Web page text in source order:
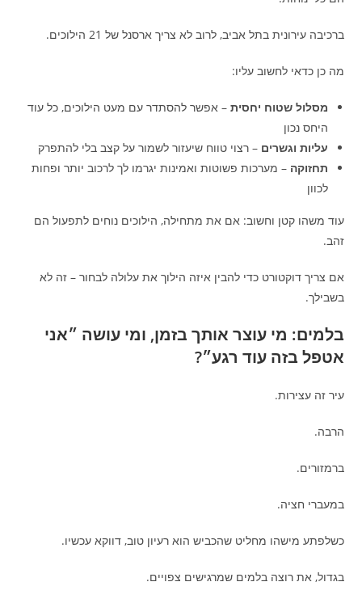
ברכיבה עירונית בתל אביב, לרוב לא צריך ארסנל של 21 הילוכים.
מה כן כדאי לחשוב עליו:
מסלול שטוח יחסית – אפשר להסתדר עם מעט הילוכים, כל עוד
היחס נכון
עליות וגשרים – רצוי טווח שיעזור לשמור על קצב בלי להתפרק
תחזוקה – מערכות פשוטות ואמינות יגרמו לך לרכוב יותר ופחות
לכוון
עוד משהו קטן וחשוב: אם את מתחילה, הילוכים נוחים לתפעול הם
זהב.
אם צריך דוקטורט כדי להבין איזה הילוך את עלולה לבחור – זה לא
בשבילך.
בלמים: מי עוצר אותך בזמן, ומי עושה ״אני
אטפל בזה עוד רגע״?
עיר זה עצירות.
הרבה.
ברמזורים.
במעברי חציה.
כשלפתע מישהו מחליט שהכביש הוא רעיון טוב, דווקא עכשיו.
בגדול, את רוצה בלמים שמרגישים צפויים.